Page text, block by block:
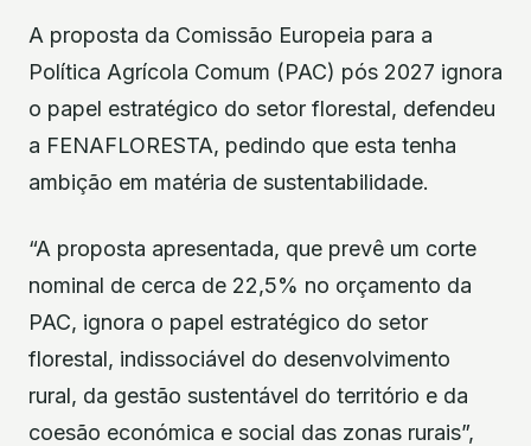
A proposta da Comissão Europeia para a
Política Agrícola Comum (PAC) pós 2027 ignora
o papel estratégico do setor florestal, defendeu
a FENAFLORESTA, pedindo que esta tenha
ambição em matéria de sustentabilidade.
“A proposta apresentada, que prevê um corte
nominal de cerca de 22,5% no orçamento da
PAC, ignora o papel estratégico do setor
florestal, indissociável do desenvolvimento
rural, da gestão sustentável do território e da
coesão económica e social das zonas rurais”,